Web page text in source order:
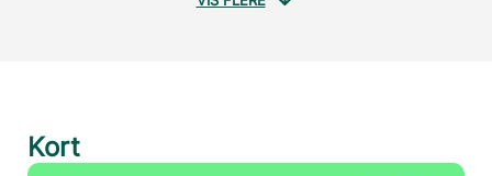
Kort